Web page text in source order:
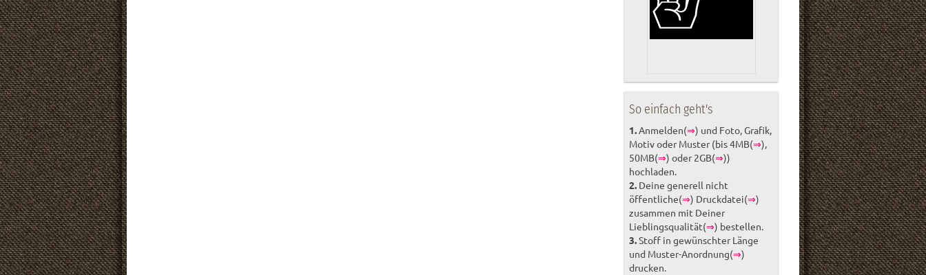
So einfach geht's
1.Anmelden(⇒) und Foto, Grafik,
Motiv oder Muster (bis 4MB(⇒),
50MB(⇒) oder 2GB(⇒))
hochladen.
2. Deine generell nicht
öffentliche(⇒) Druckdatei(⇒)
zusammen mit Deiner
Lieblingsqualität(⇒) bestellen.
3.Stoff in gewünschter Länge
und Muster-Anordnung(⇒)
drucken.